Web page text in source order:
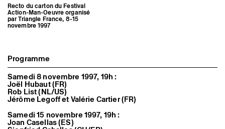
Recto du carton du Festival
Action-Man-Oeuvre organisé
par Triangle France, 8-15
novembre 1997
Programme
Samedi 8 novembre 1997, 19h :
Joël Hubaut (FR)
Rob List (NL/US)
Jérôme Legoff et Valérie Cartier (FR)
Samedi 15 novembre 1997, 19h :
Joan Casellas (ES)